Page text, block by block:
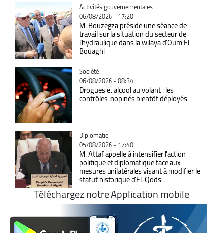
Catégorie
Activités gouvernementales
06/08/2026 - 17:20
M. Bouzegza préside une séance de
travail sur la situation du secteur de
l’hydraulique dans la wilaya d’Oum El
Bouaghi
Catégorie
Société
06/08/2026 - 08:34
Drogues et alcool au volant : les
contrôles inopinés bientôt déployés
Catégorie
Diplomatie
05/08/2026 - 17:40
M. Attaf appelle à intensifier l'action
politique et diplomatique face aux
mesures unilatérales visant à modifier le
statut historique d'El-Qods
Téléchargez notre Application mobile